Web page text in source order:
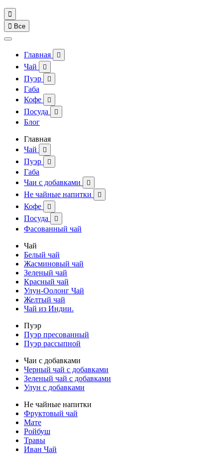

 Все
Главная 
Чай 
Пуэр 
Габа
Кофе

Посуда 
Блог
Главная
Чай

Пуэр 
Габа
Чаи с добавками

Не чайные напитки 
Кофе 
Посуда 
Фасованный чай
Чай
Белый чай
Жасминовый чай
Зеленый чай
Красный чай
Улун-Оолонг Чай
Желтый чай
Чай из Индии.
Пуэр
Пуэр пресованный
Пуэр рассыпной
Чаи с добавками
Черный чай с добавками
Зеленый чай с добавками
Улун с добавками
Не чайные напитки
Фруктовый чай
Мате
Ройбуш
Травы
Иван Чай